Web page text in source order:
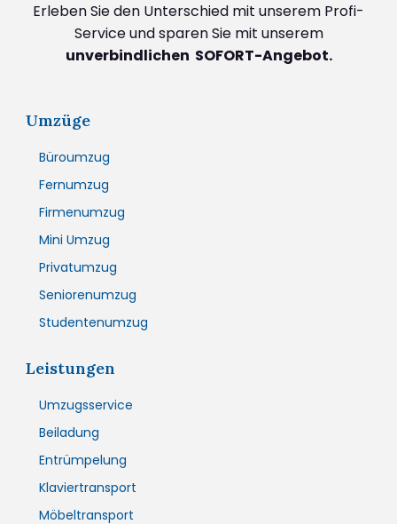
Erleben Sie den Unterschied mit unserem Profi-
Service und sparen Sie mit unserem
unverbindlichen SOFORT-Angebot.
Umzüge
Büroumzug
Fernumzug
Firmenumzug
Mini Umzug
Privatumzug
Seniorenumzug
Studentenumzug
Leistungen
Umzugsservice
Beiladung
Entrümpelung
Klaviertransport
Möbeltransport